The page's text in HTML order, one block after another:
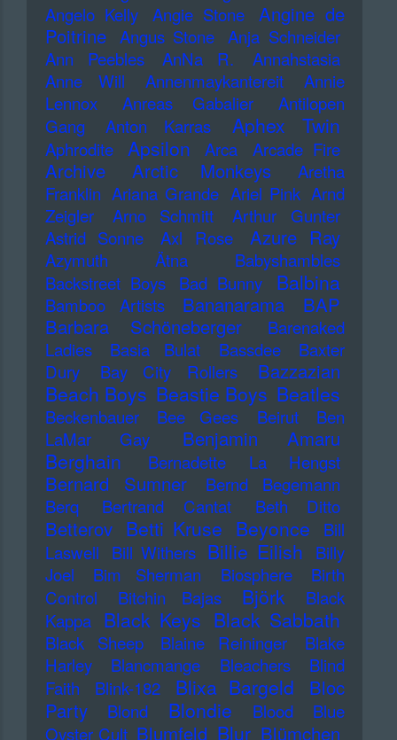
Angelo Kelly
Angie Stone
Angine de
Poitrine Angus Stone Anja Schneider
Ann Peebles
AnNa R.
Annahstasia
Anne Will
Annenmaykantereit
Annie
Lennox
Anreas Gabalier
Antilopen
Gang
Anton Karras Aphex Twin
Aphrodite Apsilon Arca Arcade Fire
Archive Arctic Monkeys
Aretha
Franklin Ariana Grande Ariel Pink Arnd
Zeigler
Arno Schmitt
Arthur Gunter
Astrid Sonne
Axl Rose Azure Ray
Azymuth Ätna
Babyshambles
Backstreet Boys
Bad Bunny Balbina
Bamboo Artists Bananarama
BAP
Barbara Schöneberger
Barenaked
Ladies
Basia Bulat Bassdee
Baxter
Dury
Bay City Rollers Bazzazian
Beach Boys Beastie Boys Beatles
Beckenbauer Bee Gees Beirut
Ben
LaMar Gay
Benjamin Amaru
Berghain Bernadette La Hengst
Bernard Sumner
Bernd Begemann
Berq
Bertrand Cantat Beth Ditto
Betterov Betti Kruse Beyonce
Bill
Laswell
Bill Withers Billie Eilish
Billy
Joel
Bim Sherman Biosphere
Birth
Control
Bitchin Bajas Björk
Black
Kappa Black Keys Black Sabbath
Black Sheep Blaine Reininger
Blake
Harley
Blancmange Bleachers
Blind
Faith
Blink-182 Blixa Bargeld
Bloc
Party
Blond Blondie Blood
Blue
Oyster Cult Blumfeld Blur Blümchen